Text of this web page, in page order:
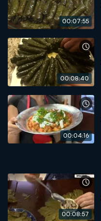
00:07:55
00:08:40
00:04:16
00:08:57